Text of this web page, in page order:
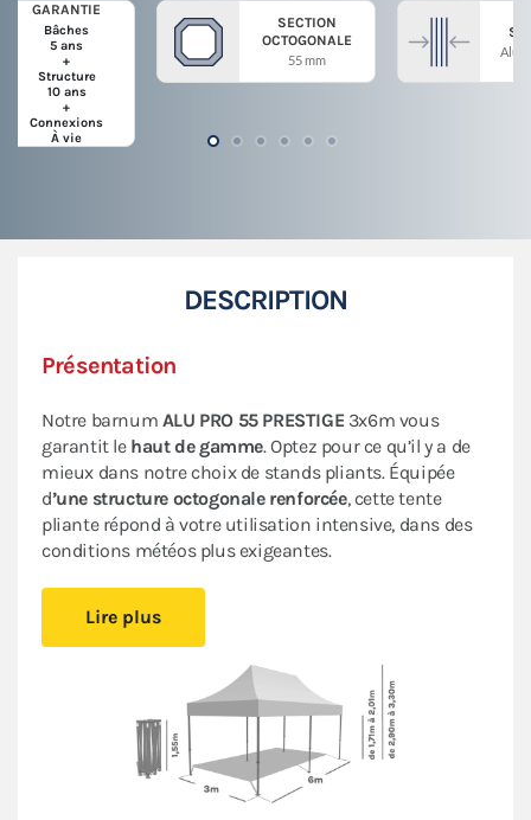
GARANTIE
Bâches
5 ans
+
Structure
10 ans
+
Connexions
À vie
SECTION
OCTOGONALE
55 mm
DESCRIPTION
Présentation
Notre barnum ALU PRO 55 PRESTIGE3x6m vous
garantit lehaut de gamme. Optez pour ce qu’il y a de
mieux dans notre choix de stands pliants. Équipée
d’une structure octogonale renforcée, cette tente
pliante répond à votre utilisation intensive, dans des
conditions météos plus exigeantes.
aussirésistante et imperméable
remorques des camions. Elle est certifiée CTS 37, ce
indispensablepouraccueillir en toute
sécurité du publiclors de vos événements en plein air
ou de vos réceptions.
Chaque composant a été soigneusement choisi pour
la facilité d'utilisation
Lire plus